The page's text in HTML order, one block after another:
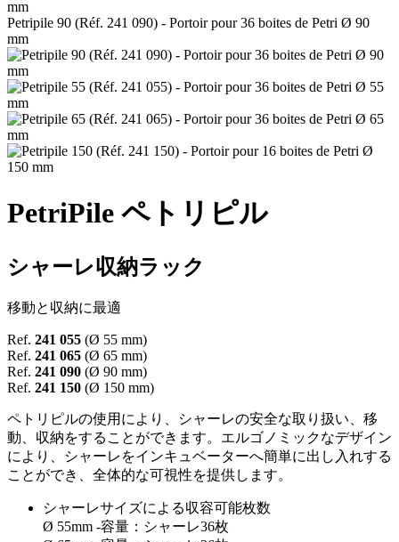
Petripile 90 (Réf. 241 090) - Portoir pour 36 boites de Petri Ø 90
mm
PetriPile ペトリピル
シャーレ収納ラック
移動と収納に最適
Ref. 241 055 (Ø 55 mm)
Ref. 241 065 (Ø 65 mm)
Ref. 241 090 (Ø 90 mm)
Ref. 241 150 (Ø 150 mm)
ペトリピルの使用により、シャーレの安全な取り扱い、移
動、収納をすることができます。エルゴノミックなデザイン
により、シャーレをインキュベーターへ簡単に出し入れする
ことができ、全体的な可視性を提供します。
シャーレサイズによる収容可能枚数
Ø 55mm -容量：シャーレ36枚